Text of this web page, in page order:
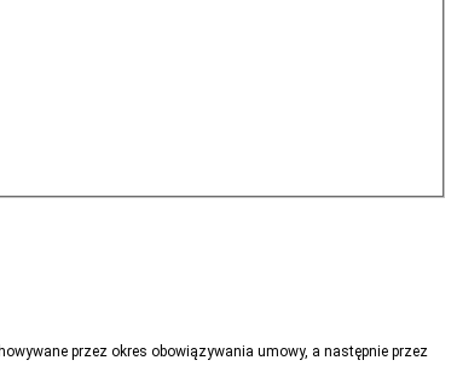
przez okres obowiązywania umowy, a następnie przez